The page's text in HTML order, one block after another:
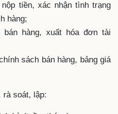
tiền, xác nhận tình trạng
hàng;
bán hàng, xuất hóa đơn tài
sách bán hàng, bảng giá
rà soát, lập: